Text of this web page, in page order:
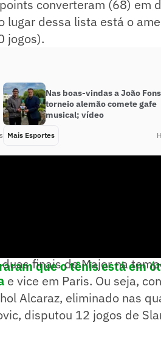
converteram (68) em
lugar dessa lista está o
jogos).
Nas boas-vindas a João
torneio alemão comete gafe
musical; vídeo
Mais Esportes
que o tênis está em
finais de Major na
e vice em Paris. Ou seja,
Alcaraz, eliminado nas
disputou 12 jogos de